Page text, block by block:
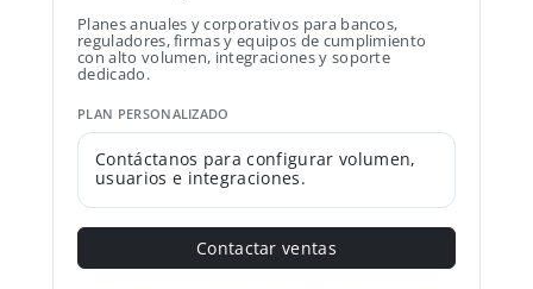
Planes anuales y corporativos para bancos,
reguladores, firmas y equipos de cumplimiento
con alto volumen, integraciones y soporte
dedicado.
PLAN PERSONALIZADO
Contáctanos para configurar volumen,
usuarios e integraciones.
Contactar ventas